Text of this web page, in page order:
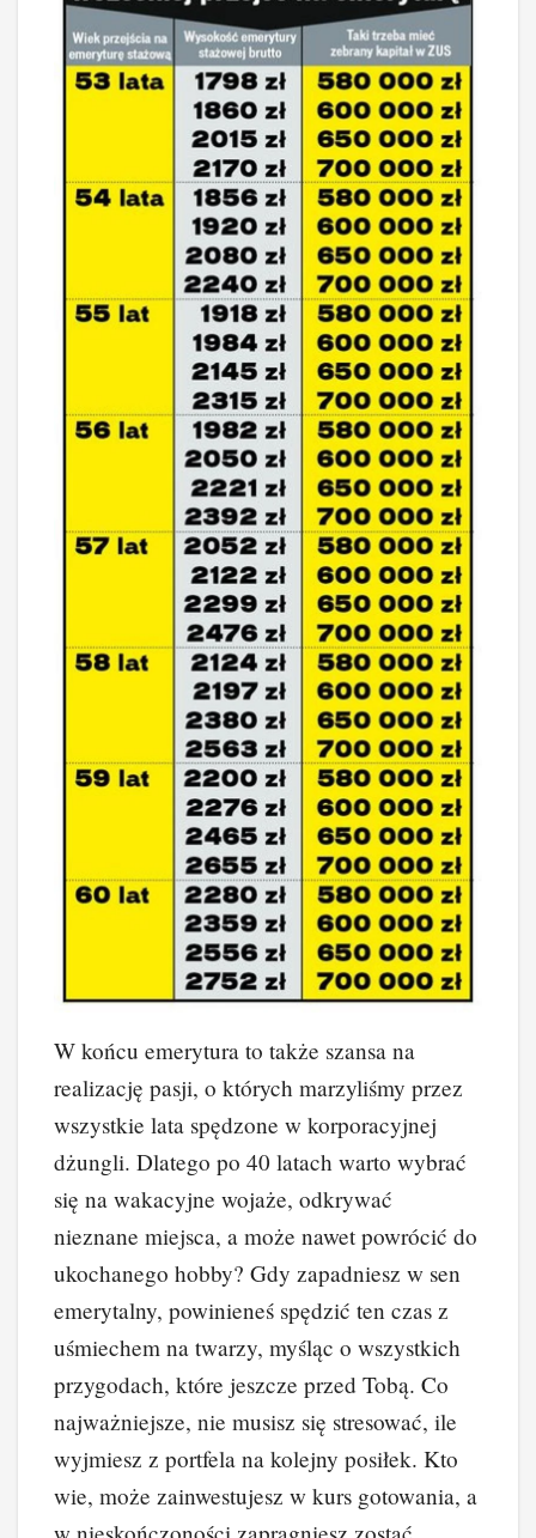
W końcu emerytura to także szansa na
realizację pasji, o których marzyliśmy przez
wszystkie lata spędzone w korporacyjnej
dżungli. Dlatego po 40 latach warto wybrać
się na wakacyjne wojaże, odkrywać
nieznane miejsca, a może nawet powrócić do
ukochanego hobby? Gdy zapadniesz w sen
emerytalny, powinieneś spędzić ten czas z
uśmiechem na twarzy, myśląc o wszystkich
przygodach, które jeszcze przed Tobą. Co
najważniejsze, nie musisz się stresować, ile
wyjmiesz z portfela na kolejny posiłek. Kto
wie, może zainwestujesz w kurs gotowania, a